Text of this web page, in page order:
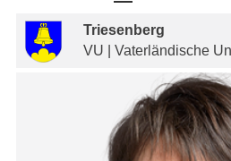
Triesenberg
VU | Vaterländische